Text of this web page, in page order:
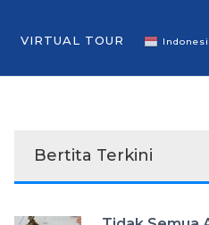
VIRTUAL TOUR
Bertita Terkini